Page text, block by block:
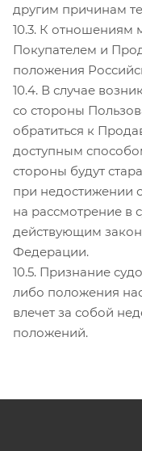
другим причинам
10.3. К отношениям
Покупателем и
положения
10.4. В случае
со стороны
обратиться к
доступным
стороны будут
при недостижении
на рассмотрение в
действующим
Федерации.
10.5. Признание
либо положения
влечет за собой
положений.